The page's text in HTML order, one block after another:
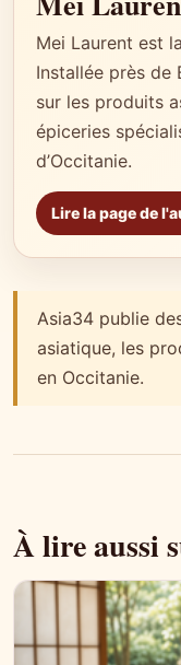
Mei Laurent est
Installée près de
sur les produits
épiceries
d’Occitanie.
Lire la page de
Asia34 publie
asiatique, les
en Occitanie.
À lire aussi